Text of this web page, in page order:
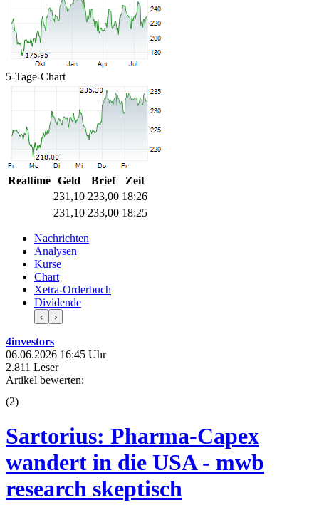
5-Tage-Chart
Realtime Geld Brief
Zeit
231,10 233,00 18:26
231,10 233,00 18:25
Nachrichten
Analysen
Kurse
Chart
Xetra-Orderbuch
Dividende
‹ ›
4investors
06.06.2026 16:45 Uhr
2.811 Leser
Artikel bewerten:
(2)
Sartorius: Pharma-Capex
wandert in die USA - mwb
research skeptisch